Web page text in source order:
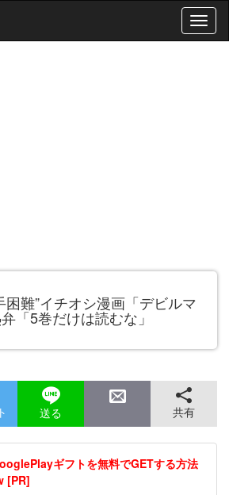
T
o
困難”イチオシ漫画「デビルマ
「5巻だけは読むな」
送る 共有
ギフトを無料でGETする方法
[PR]